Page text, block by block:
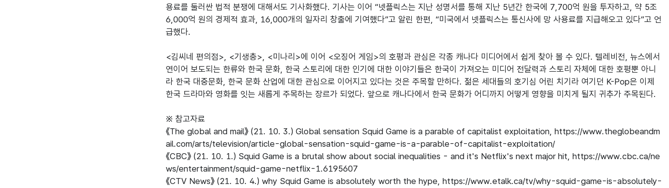
용료를 둘러싼 법적 분쟁에 대해서도 기사화했다. 기사는 이어 “넷플릭스는 지난 성명서를 통해 지난 5년간 한국에 7,700억 원을 투자하고, 약 5조
6,000억 원의 경제적 효과, 16,000개의 일자리 창출에 기여했다”고 알린 한편, “미국에서 넷플릭스는 통신사에 망 사용료를 지급해오고 있다”고 언
급했다.
<김씨네 편의점>, <기생충>, <미나리>에 이어 <오징어 게임>의 호평과 관심은 각종 캐나다 미디어에서 쉽게 찾아 볼 수 있다. 텔레비전, 뉴스에서
연이어 보도되는 한류와 한국 문화, 한국 스토리에 대한 인기에 대한 이야기들은 한국이 가져오는 미디어 전달력과 스토리 자체에 대한 호평뿐 아니
라 한국 대중문화, 한국 문화 산업에 대한 관심으로 이어지고 있다는 것은 주목할 만하다. 젊은 세대들의 호기심 어린 치기라 여기던 K-Pop은 이제
한국 드라마와 영화를 잇는 새롭게 주목하는 장르가 되었다. 앞으로 캐나다에서 한국 문화가 어디까지 어떻게 영향을 미치게 될지 귀추가 주목된다.
※ 참고자료
《The global and mail》 (21. 10. 3.) Global sensation Squid Game is a parable of capitalist exploitation, https://www.theglobeandm
ail.com/arts/television/article-global-sensation-squid-game-is-a-parable-of-capitalist-exploitation/
《CBC》 (21. 10. 1.) Squid Game is a brutal show about social inequalities - and it's Netflix's next major hit, https://www.cbc.ca/ne
ws/entertainment/squid-game-netflix-1.6195607
《CTV News》 (21. 10. 4.) why Squid Game is absolutely worth the hype, https://www.etalk.ca/tv/why-squid-game-is-absolutely-